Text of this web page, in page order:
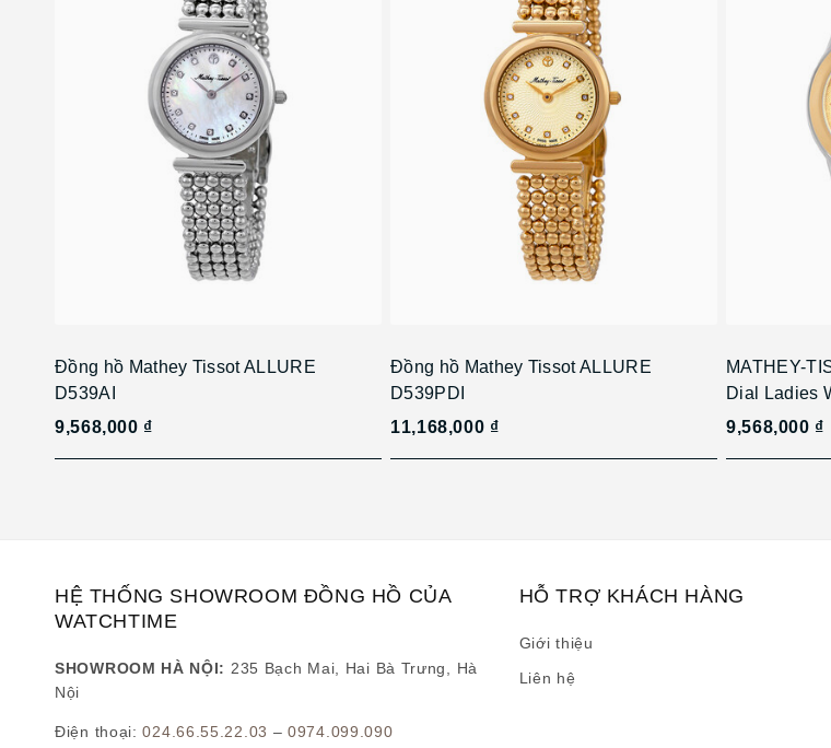
Đồng hồ Mathey Tissot ALLURE
D539AI
9,568,000 ₫
Đồng hồ Mathey Tissot ALLURE
D539PDI
11,168,000 ₫
MATHEY-
Dial Ladies
9,568,000 ₫
HỆ THỐNG SHOWROOM ĐỒNG HỒ CỦA
WATCHTIME
SHOWROOM HÀ NỘI: 235 Bạch Mai, Hai Bà Trưng, Hà
Nội
Điện thoại:024.66.55.22.03 –0974.099.090
HỖ TRỢ KHÁCH HÀNG
Giới thiệu
Liên hệ